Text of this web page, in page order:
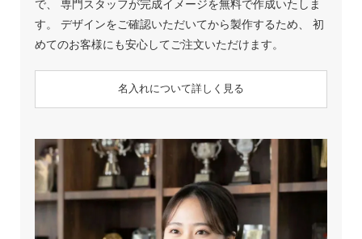
で、 専門スタッフが完成イメージを無料で作成いたしま
す。 デザインをご確認いただいてから製作するため、 初
めてのお客様にも安心してご注文いただけます。
名入れについて詳しく見る